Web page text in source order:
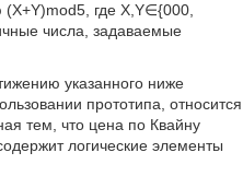
где Х,Y∈{000,
числа, задаваемые
указанного ниже
прототипа, относится
тем, что цена по Квайну
логические элементы